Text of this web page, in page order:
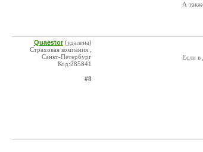
А
Quaestor (удалена)
Страховая компания ,
Санкт-Петербург
Код:285841
#8
Если в